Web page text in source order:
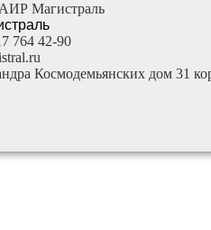
АИР Магистраль
764 42-90
Космодемьянских дом 31